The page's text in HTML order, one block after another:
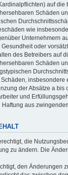
auf die
Schäden
wie
Unternehmern
oder
des Betreibers auf
Schäden
insbesondere
der Absätze a bis
und
Haftung aus
die
zu ändern. Die
den Änderungen